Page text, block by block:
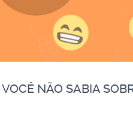
NÃO SABIA